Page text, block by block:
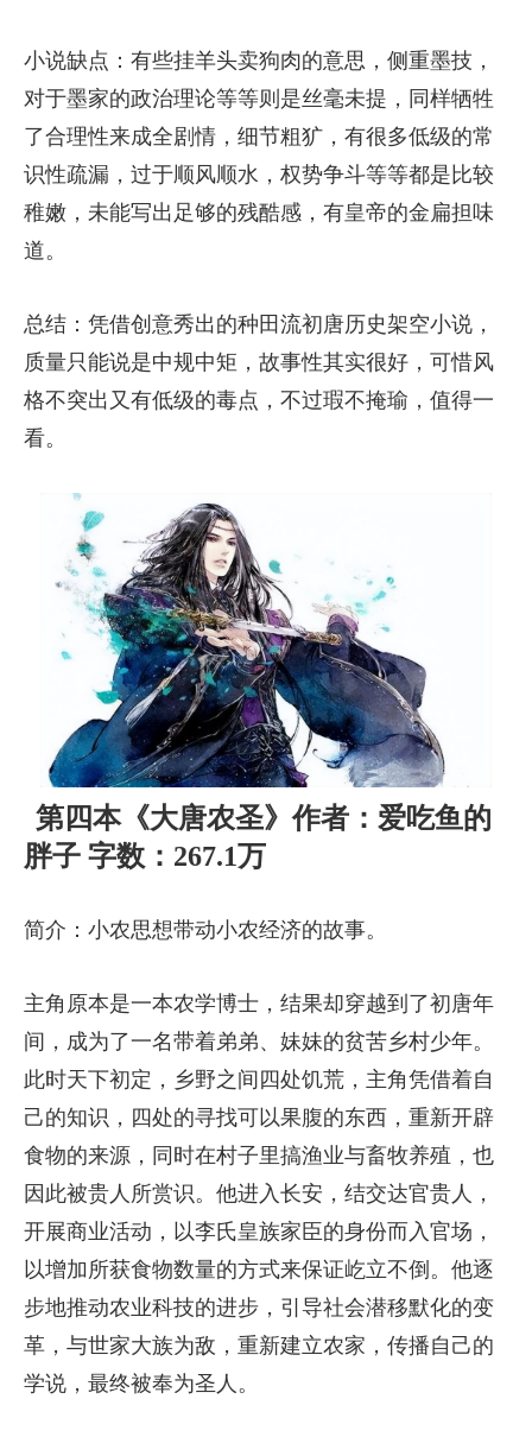
小说缺点：有些挂羊头卖狗肉的意思，侧重墨技，
对于墨家的政治理论等等则是丝毫未提，同样牺牲
了合理性来成全剧情，细节粗犷，有很多低级的常
识性疏漏，过于顺风顺水，权势争斗等等都是比较
稚嫩，未能写出足够的残酷感，有皇帝的金扁担味
道。
总结：凭借创意秀出的种田流初唐历史架空小说，
质量只能说是中规中矩，故事性其实很好，可惜风
格不突出又有低级的毒点，不过瑕不掩瑜，值得一
看。
第四本《大唐农圣》作者：爱吃鱼的
胖子 字数：267.1万
简介：小农思想带动小农经济的故事。
主角原本是一本农学博士，结果却穿越到了初唐年
间，成为了一名带着弟弟、妹妹的贫苦乡村少年。
此时天下初定，乡野之间四处饥荒，主角凭借着自
己的知识，四处的寻找可以果腹的东西，重新开辟
食物的来源，同时在村子里搞渔业与畜牧养殖，也
因此被贵人所赏识。他进入长安，结交达官贵人，
开展商业活动，以李氏皇族家臣的身份而入官场，
以增加所获食物数量的方式来保证屹立不倒。他逐
步地推动农业科技的进步，引导社会潜移默化的变
革，与世家大族为敌，重新建立农家，传播自己的
学说，最终被奉为圣人。